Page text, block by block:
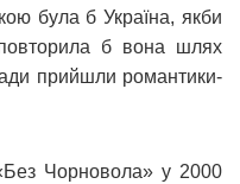
була б Україна, якби
б вона шлях
прийшли романтики-
Чорновола» у 2000